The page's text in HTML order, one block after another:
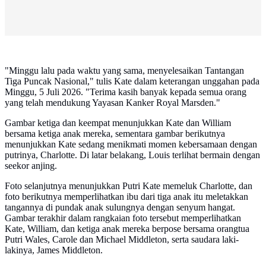
"Minggu lalu pada waktu yang sama, menyelesaikan Tantangan
Tiga Puncak Nasional," tulis Kate dalam keterangan unggahan pada
Minggu, 5 Juli 2026. "Terima kasih banyak kepada semua orang
yang telah mendukung Yayasan Kanker Royal Marsden."
Gambar ketiga dan keempat menunjukkan Kate dan William
bersama ketiga anak mereka, sementara gambar berikutnya
menunjukkan Kate sedang menikmati momen kebersamaan dengan
putrinya, Charlotte. Di latar belakang, Louis terlihat bermain dengan
seekor anjing.
Foto selanjutnya menunjukkan Putri Kate memeluk Charlotte, dan
foto berikutnya memperlihatkan ibu dari tiga anak itu meletakkan
tangannya di pundak anak sulungnya dengan senyum hangat.
Gambar terakhir dalam rangkaian foto tersebut memperlihatkan
Kate, William, dan ketiga anak mereka berpose bersama orangtua
Putri Wales, Carole dan Michael Middleton, serta saudara laki-
lakinya, James Middleton.